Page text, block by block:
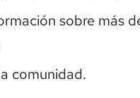
sobre más
comunidad.